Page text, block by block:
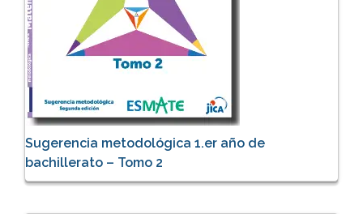
Sugerencia metodológica 1.er año de
bachillerato – Tomo 2